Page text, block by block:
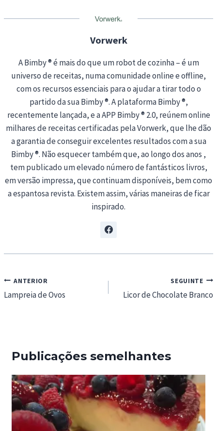
g
Vorwerk
A Bimby ® é mais do que um robot de cozinha – é um
universo de receitas, numa comunidade online e offline,
com os recursos essenciais para o ajudar a tirar todo o
partido da sua Bimby ®. A plataforma Bimby ®,
recentemente lançada, e a APP Bimby ® 2.0, reúnem online
milhares de receitas certificadas pela Vorwerk, que lhe dão
a garantia de conseguir excelentes resultados com a sua
Bimby ®. Não esquecer também que, ao longo dos anos ,
tem publicado um elevado número de fantásticos livros,
em versão impressa, que continuam disponíveis, bem como
a espantosa revista. Existem assim, várias maneiras de ficar
inspirado.
Navegação
de
ANTERIOR
Lampreia de Ovos
SEGUINTE
Licor de Chocolate Branco
Publicações semelhantes